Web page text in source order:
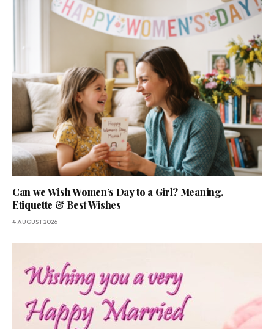
Can we Wish Women’s Day to a Girl? Meaning,
Etiquette & Best Wishes
4 AUGUST 2026